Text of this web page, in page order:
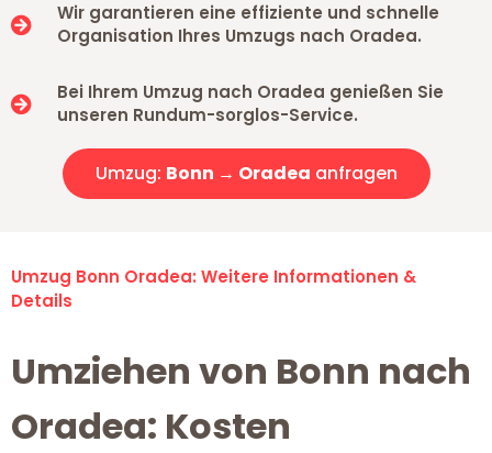
Wir garantieren eine effiziente und schnelle
Organisation Ihres Umzugs nach Oradea.
Bei Ihrem Umzug nach Oradea genießen Sie
unseren Rundum-sorglos-Service.
Umzug: Bonn → Oradea anfragen
Umzug Bonn Oradea: Weitere Informationen &
Details
Umziehen von Bonn nach
Oradea: Kosten